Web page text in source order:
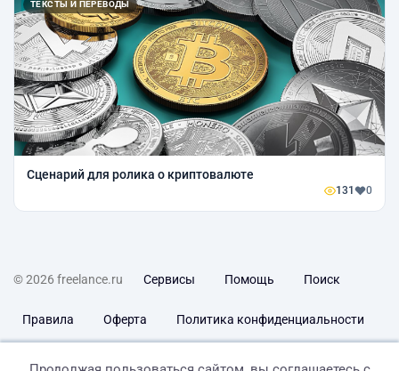
ТЕКСТЫ И ПЕРЕВОДЫ
Сценарий для ролика о криптовалюте
131 0
© 2026 freelance.ru Сервисы Помощь Поиск
Правила Оферта Политика конфиденциальности